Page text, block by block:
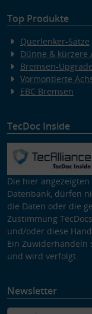
Top Produkte
Querlenker-Sätze
Dünne & kürzere
Bremsen-Upgrade
Vormontierte
EBC Bremsen
TecDoc Inside
Die hier
Datenbank, dürfen
die Daten oder die
Zustimmung
und/oder diese
Ein
und wird verfolgt.
Newsletter